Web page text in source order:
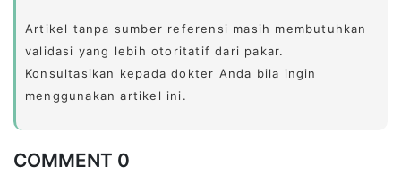
Artikel tanpa sumber referensi masih membutuhkan
validasi yang lebih otoritatif dari pakar.
Konsultasikan kepada dokter Anda bila ingin
menggunakan artikel ini.
COMMENT 0